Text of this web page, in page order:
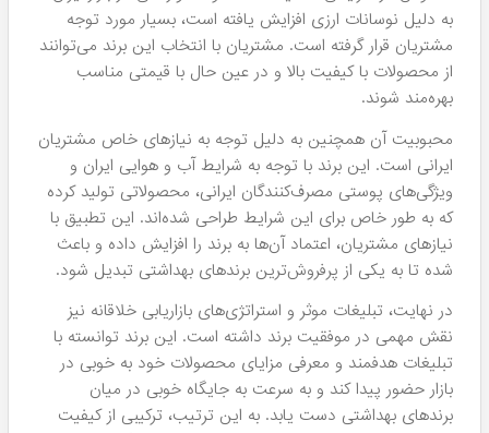
به دلیل نوسانات ارزی افزایش یافته است، بسیار مورد توجه
مشتریان قرار گرفته است. مشتریان با انتخاب این برند می‌توانند
از محصولات با کیفیت بالا و در عین حال با قیمتی مناسب
بهره‌مند شوند.
محبوبیت آن همچنین به دلیل توجه به نیازهای خاص مشتریان
ایرانی است. این برند با توجه به شرایط آب و هوایی ایران و
ویژگی‌های پوستی مصرف‌کنندگان ایرانی، محصولاتی تولید کرده
که به طور خاص برای این شرایط طراحی شده‌اند. این تطبیق با
نیازهای مشتریان، اعتماد آن‌ها به برند را افزایش داده و باعث
شده تا به یکی از پرفروش‌ترین برندهای بهداشتی تبدیل شود.
در نهایت، تبلیغات موثر و استراتژی‌های بازاریابی خلاقانه نیز
نقش مهمی در موفقیت برند داشته است. این برند توانسته با
تبلیغات هدفمند و معرفی مزایای محصولات خود به خوبی در
بازار حضور پیدا کند و به سرعت به جایگاه خوبی در میان
برندهای بهداشتی دست یابد. به این ترتیب، ترکیبی از کیفیت